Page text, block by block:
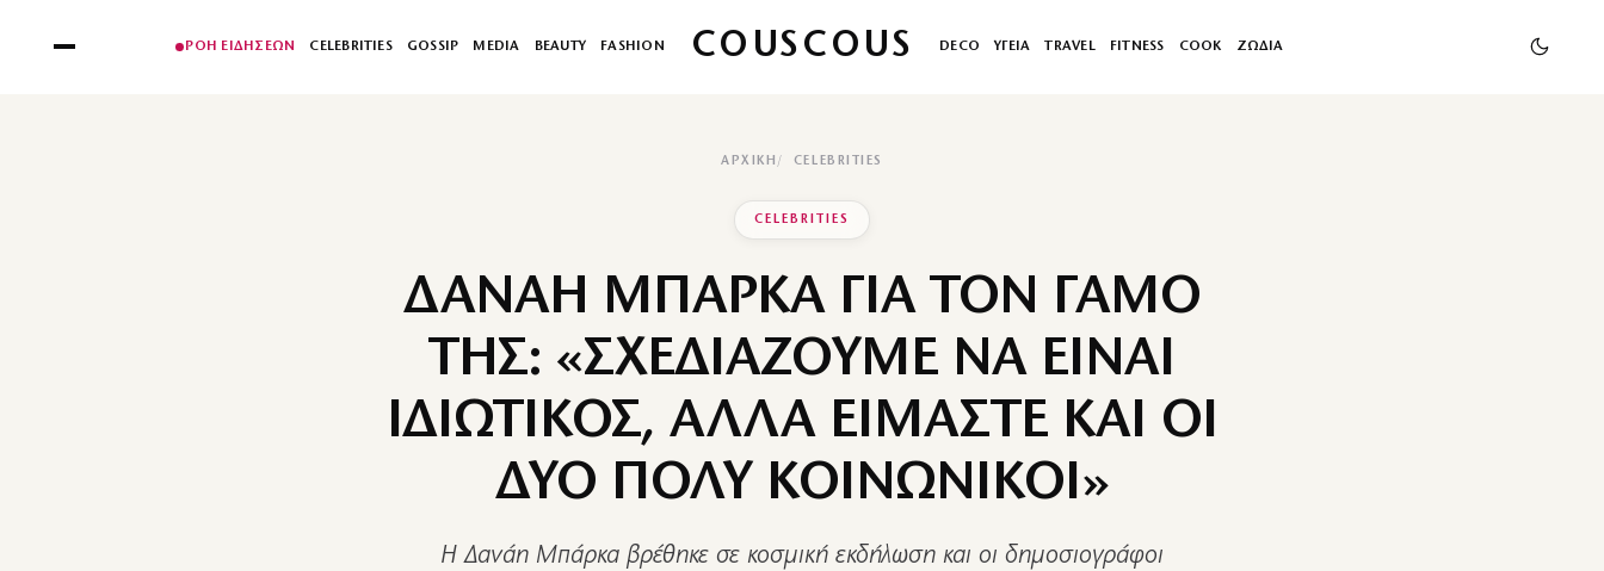
ΡΟΗ ΕΙΔΗΣΕΩΝ CELEBRITIES GOSSIP MEDIA BEAUTY FASHION COUSCOUS DECO ΥΓΕΙΑ TRAVEL FITNESS COOK ΖΩΔΙΑ
ΑΡΧΙΚΉ CELEBRITIES
CELEBRITIES
ΔΑΝΑΗ ΜΠΑΡΚΑ ΓΙΑ ΤΟΝ ΓΑΜΟ
ΤΗΣ: «ΣΧΕΔΙΑΖΟΥΜΕ ΝΑ ΕΙΝΑΙ
ΙΔΙΩΤΙΚΟΣ, ΑΛΛΑ ΕΙΜΑΣΤΕ ΚΑΙ ΟΙ
ΔΥΟ ΠΟΛΥ ΚΟΙΝΩΝΙΚΟΙ»
Η Δανάη Μπάρκα βρέθηκε σε κοσμική εκδήλωση και οι δημοσιογράφοι